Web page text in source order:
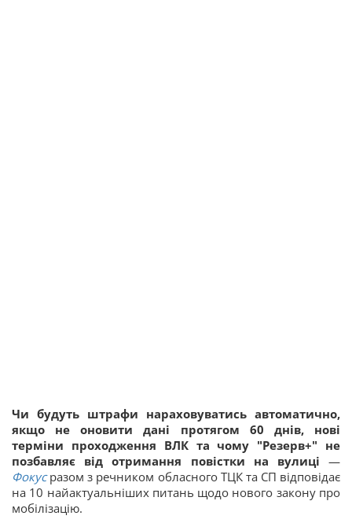
Чи будуть штрафи нараховуватись автоматично,
якщо не оновити дані протягом 60 днів, нові
терміни проходження ВЛК та чому "Резерв+" не
позбавляє від отримання повістки на вулиці —
Фокусразом з речником обласного ТЦК та СП відповідає
на 10 найактуальніших питань щодо нового закону про
мобілізацію.